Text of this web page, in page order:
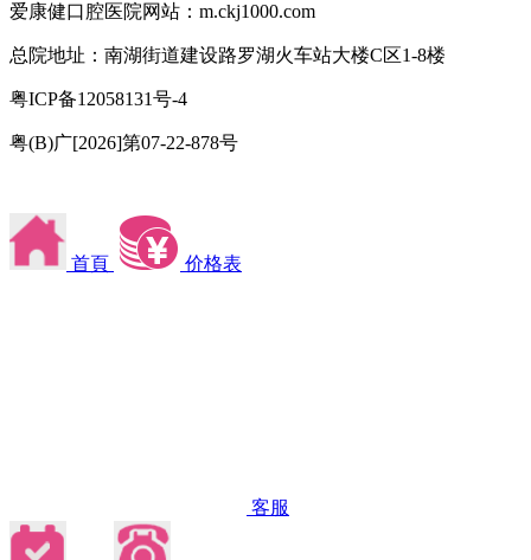
爱康健口腔医院网站：m.ckj1000.com
总院地址：南湖街道建设路罗湖火车站大楼C区1-8楼
粤ICP备12058131号-4
粤(B)广[2026]第07-22-878号
首頁 价格表
客服